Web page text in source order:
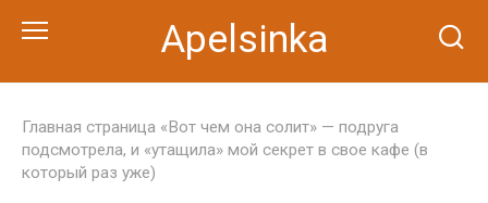
Apelsinka
Главная страница «Вот чем она солит» — подруга
подсмотрела, и «утащила» мой секрет в свое кафе (в
который раз уже)